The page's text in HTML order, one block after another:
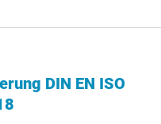
DIN EN ISO